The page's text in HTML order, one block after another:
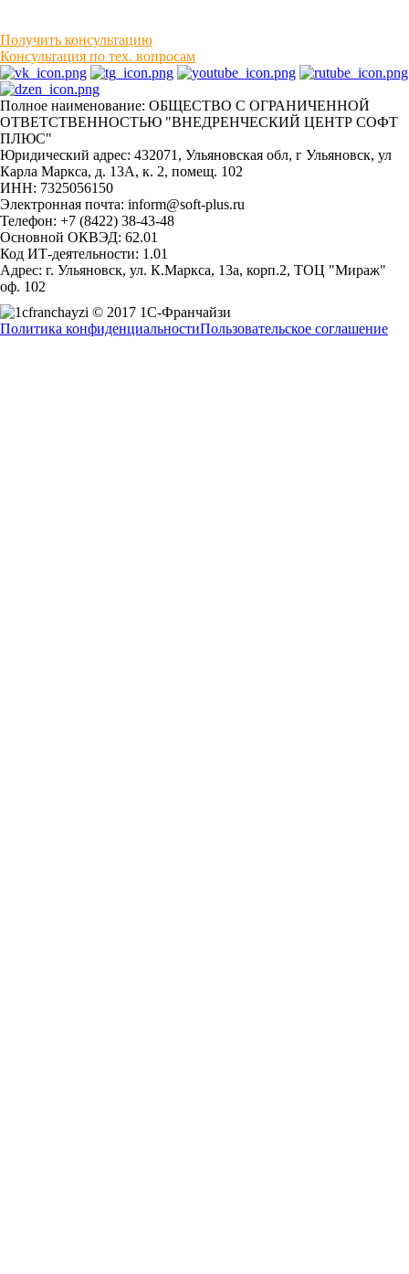
Получить консультацию
Консультация по тех. вопросам
Полное наименование: ОБЩЕСТВО С ОГРАНИЧЕННОЙ
ОТВЕТСТВЕННОСТЬЮ "ВНЕДРЕНЧЕСКИЙ ЦЕНТР СОФТ
ПЛЮС"
Юридический адрес: 432071, Ульяновская обл, г Ульяновск, ул
Карла Маркса, д. 13А, к. 2, помещ. 102
ИНН: 7325056150
Электронная почта: inform@soft-plus.ru
Телефон: +7 (8422) 38-43-48
Основной ОКВЭД: 62.01
Код ИТ-деятельности: 1.01
Адрес: г. Ульяновск, ул. К.Маркса, 13а, корп.2, ТОЦ "Мираж"
оф. 102
© 2017 1С-Франчайзи
Политика конфиденциальностиПользовательское соглашение